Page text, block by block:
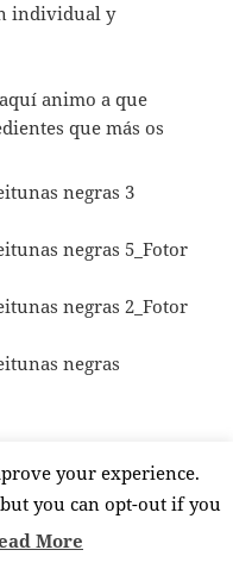
individual y
animo a que
que más os
RECETAS Etiquetas
Focaccia
especiales, Recetas
1 comentario en Focaccia
your experience.
you can opt-out if you
More